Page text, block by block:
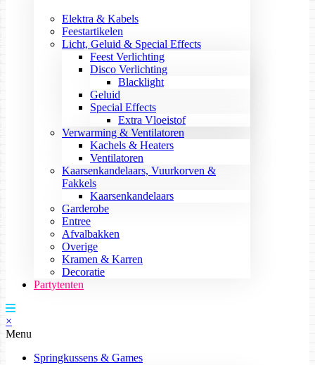
Elektra & Kabels
Feestartikelen
Licht, Geluid & Special Effects
Feest Verlichting
Disco Verlichting
Blacklight
Geluid
Special Effects
Extra Vloeistof
Verwarming & Ventilatoren
Kachels & Heaters
Ventilatoren
Kaarsenkandelaars, Vuurkorven &
Fakkels
Kaarsenkandelaars
Garderobe
Entree
Afvalbakken
Overige
Kramen & Karren
Decoratie
Partytenten
×
Menu
Springkussens & Games